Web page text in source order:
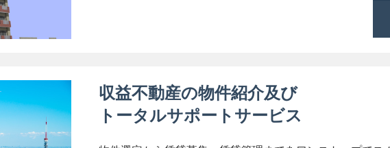
収益不動産の物件紹介及び
トータルサポートサービス